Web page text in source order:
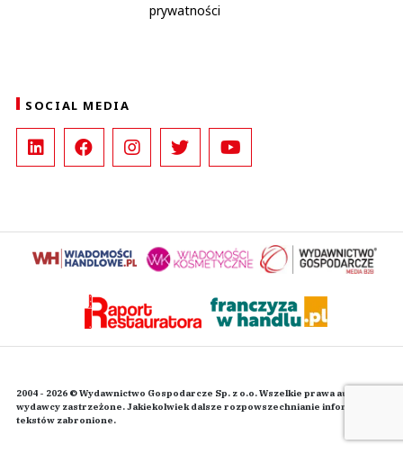
prywatności
SOCIAL MEDIA
2004 - 2026 © Wydawnictwo Gospodarcze Sp. z o.o. Wszelkie prawa autorskie
wydawcy zastrzeżone. Jakiekolwiek dalsze rozpowszechnianie informacji i
tekstów zabronione.